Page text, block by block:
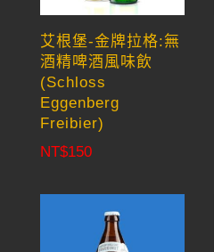
艾根堡-金牌拉格:無
酒精啤酒風味飲
(Schloss
Eggenberg
Freibier)
NT$150